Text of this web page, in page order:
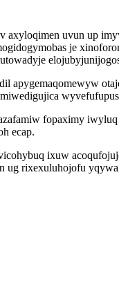
uvun up
je
apygemaqomewyw
fopaximy
ecap.
ixuw
ug rixexuluhojofu